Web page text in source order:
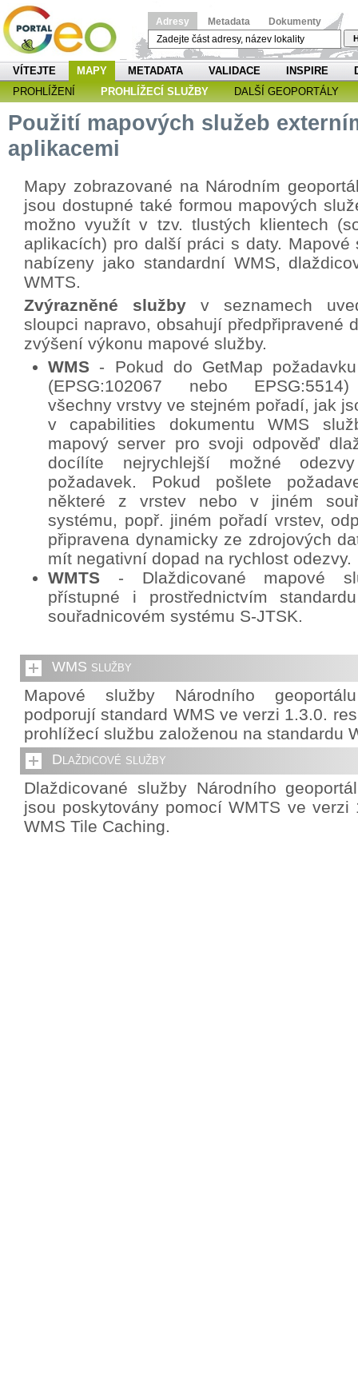
Adresy Metadata Dokumenty
VÍTEJTE MAPY METADATA VALIDACE INSPIRE
PROHLÍŽENÍ
PROHLÍŽECÍ SLUŽBY DALŠÍ GEOPORTÁLY
Použití mapových služeb
aplikacemi
Mapy zobrazované na Národním
jsou dostupné také formou mapových
možno využít v tzv. tlustých klientech
aplikacích) pro další práci s daty. Mapové
nabízeny jako standardní WMS,
WMTS.
Zvýrazněné služby v seznamech
sloupci napravo, obsahují předpřipravené
zvýšení výkonu mapové služby.
WMS - Pokud do GetMap
(EPSG:102067 nebo
všechny vrstvy ve stejném pořadí, jak
v capabilities dokumentu WMS
mapový server pro svoji odpověď
docílíte nejrychlejší možné
požadavek. Pokud pošlete
některé z vrstev nebo v jiném
systému, popř. jiném pořadí vrstev,
připravena dynamicky ze zdrojových
mít negativní dopad na rychlost odezvy.
WMTS - Dlaždicované mapové
přístupné i prostřednictvím
souřadnicovém systému S-JTSK.
WMS služby
Mapové služby Národního
podporují standard WMS ve verzi 1.3.0.
prohlížecí službu založenou na standardu
Dlaždicové služby
Dlaždicované služby Národního
jsou poskytovány pomocí WMTS ve verzi
WMS Tile Caching.